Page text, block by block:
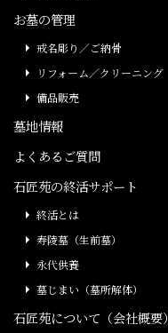
お墓の管理
戒名彫り／ご納骨
リフォーム／クリーニング
備品販売
墓地情報
よくあるご質問
石匠苑の終活サポート
終活とは
寿陵墓（生前墓）
永代供養
墓じまい（墓所解体）
石匠苑について（会社概要）